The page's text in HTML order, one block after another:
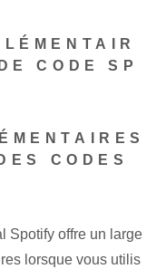
CODE SP
CODES
Spotify offre un large
lorsque vous utilis